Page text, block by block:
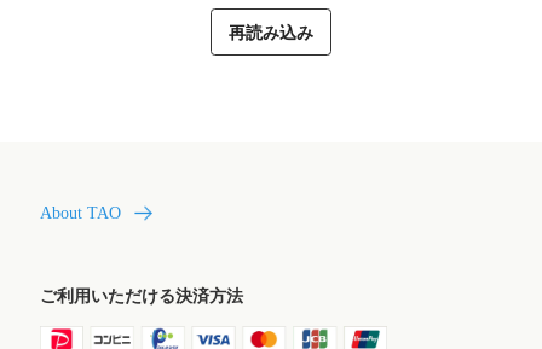
再読み込み
About TAO
ご利用いただける決済方法